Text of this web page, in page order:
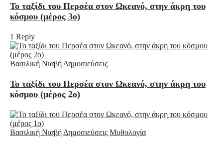
Το ταξίδι του Περσέα στον Ωκεανό, στην άκρη του
κόσμου (μέρος 3ο)
1 Reply
Βασιλική Νιαβή Δημοσιεύσεις
Το ταξίδι του Περσέα στον Ωκεανό, στην άκρη του
κόσμου (μέρος 2ο)
Βασιλική Νιαβή Δημοσιεύσεις Μυθολογία